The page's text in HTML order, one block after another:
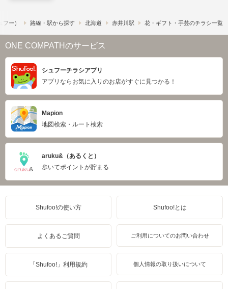
ー） 路線・駅から探す 北海道 赤井川駅 花・ギフト・手芸のチラシ一覧
ONE COMPATHのサービス
シュフーチラシアプリ
アプリならお気に入りのお店がすぐに見つかる！
Mapion
地図検索・ルート検索
aruku&（あるくと）
歩いてポイントが貯まる
Shufoo!の使い方 Shufoo!とは
よくあるご質問 ご利用についてのお問い合わせ
「Shufoo!」利用規約 個人情報の取り扱いについて